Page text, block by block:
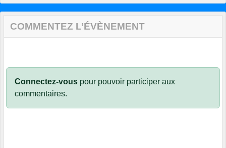
COMMENTEZ L’ÉVÈNEMENT
Connectez-vous pour pouvoir participer aux
commentaires.